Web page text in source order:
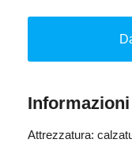
panorama
strada forestale ci
verrà servito il
Attrezzatura: